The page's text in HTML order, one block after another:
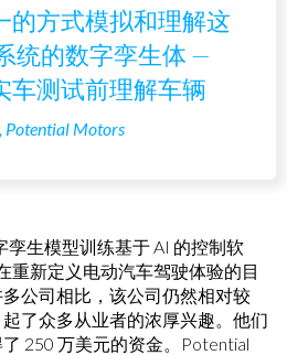
的方式模拟和理解这
统的数字孪生体 —
车测试前理解车辆
Potential Motors
孪生模型训练基于 AI 的控制软
重新定义电动汽车驾驶体验的目
公司相比，该公司仍然相对较
了众多从业者的浓厚兴趣。他们
250 万美元的资金。Potential